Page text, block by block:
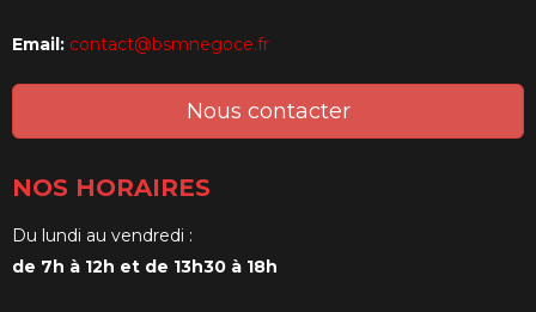
Email: contact@bsmnegoce.fr
Nous contacter
NOS HORAIRES
Du lundi au vendredi :
de 7h à 12h et de 13h30 à 18h